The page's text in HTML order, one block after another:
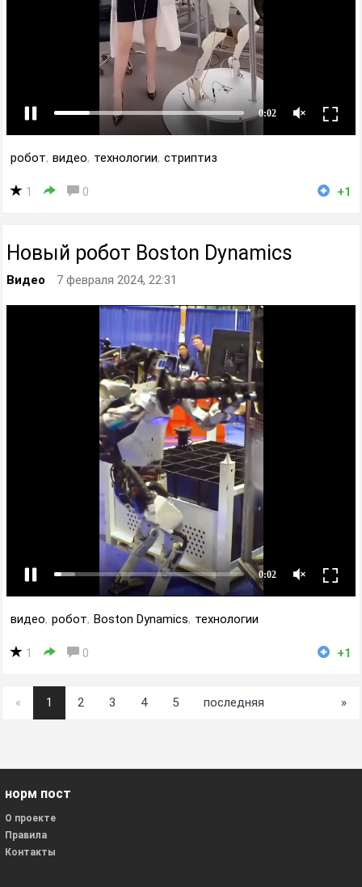
робот, видео, технологии, стриптиз
1 0 +1
Новый робот Boston Dynamics
Видео 7 февраля 2024, 22:31
видео, робот, Boston Dynamics, технологии
1 0 +1
« 1 2 3 4 5 последняя »
норм пост
О проекте
Правила
Контакты